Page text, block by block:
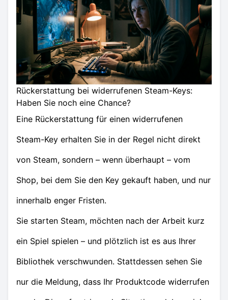
Rückerstattung bei widerrufenen Steam-Keys:
Haben Sie noch eine Chance?
Eine Rückerstattung für einen widerrufenen
Steam-Key erhalten Sie in der Regel nicht direkt
von Steam, sondern – wenn überhaupt – vom
Shop, bei dem Sie den Key gekauft haben, und nur
innerhalb enger Fristen.
Sie starten Steam, möchten nach der Arbeit kurz
ein Spiel spielen – und plötzlich ist es aus Ihrer
Bibliothek verschwunden. Stattdessen sehen Sie
nur die Meldung, dass Ihr Produktcode widerrufen